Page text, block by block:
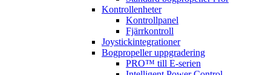
Kontrollenheter
Kontrollpanel
Fjärrkontroll
Joystickintegrationer
Bogpropeller uppgradering
PRO™ till E-serien